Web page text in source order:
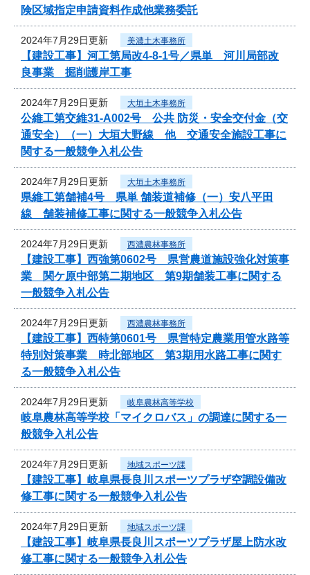
険区域指定申請資料作成他業務委託
2024年7月29日更新 美濃土木事務所
【建設工事】河工第局改4-8-1号／県単 河川局部改
良事業 掘削護岸工事
2024年7月29日更新 大垣土木事務所
公維工第交維31-A002号 公共 防災・安全交付金（交
通安全）（一）大垣大野線 他 交通安全施設工事に
関する一般競争入札公告
2024年7月29日更新 大垣土木事務所
県維工第舗補4号 県単 舗装道補修（一）安八平田
線 舗装補修工事に関する一般競争入札公告
2024年7月29日更新 西濃農林事務所
【建設工事】西強第0602号 県営農道施設強化対策事
業 関ケ原中部第二期地区 第9期舗装工事に関する
一般競争入札公告
2024年7月29日更新 西濃農林事務所
【建設工事】西特第0601号 県営特定農業用管水路等
特別対策事業 時北部地区 第3期用水路工事に関す
る一般競争入札公告
2024年7月29日更新 岐阜農林高等学校
岐阜農林高等学校「マイクロバス」の調達に関する一
般競争入札公告
2024年7月29日更新 地域スポーツ課
【建設工事】岐阜県長良川スポーツプラザ空調設備改
修工事に関する一般競争入札公告
2024年7月29日更新 地域スポーツ課
【建設工事】岐阜県長良川スポーツプラザ屋上防水改
修工事に関する一般競争入札公告